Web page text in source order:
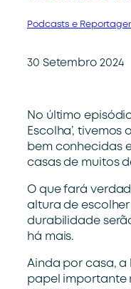
Podcasts e
30 Setembro 2024
No último
Escolha’,
bem conhecidas
casas de muitos
O que fará
altura de
durabilidade
há mais.
Ainda por casa, a
papel importante